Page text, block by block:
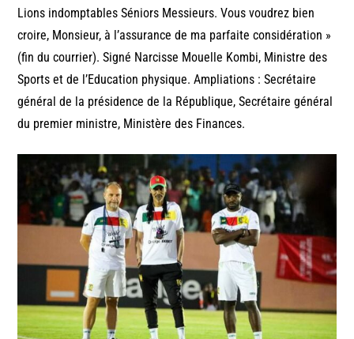
Lions indomptables Séniors Messieurs. Vous voudrez bien
croire, Monsieur, à l’assurance de ma parfaite considération »
(fin du courrier). Signé Narcisse Mouelle Kombi, Ministre des
Sports et de l’Education physique. Ampliations : Secrétaire
général de la présidence de la République, Secrétaire général
du premier ministre, Ministère des Finances.